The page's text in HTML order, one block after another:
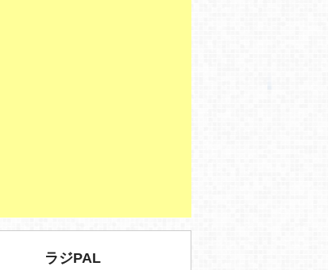
ラジPAL